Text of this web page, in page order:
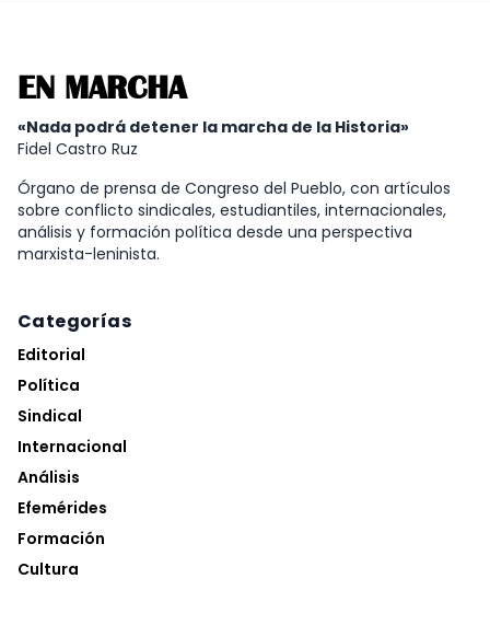
EN MARCHA
«Nada podrá detener la marcha de la Historia»
Fidel Castro Ruz
Órgano de prensa de Congreso del Pueblo, con artículos
sobre conflicto sindicales, estudiantiles, internacionales,
análisis y formación política desde una perspectiva
marxista-leninista.
Categorías
Editorial
Política
Sindical
Internacional
Análisis
Efemérides
Formación
Cultura